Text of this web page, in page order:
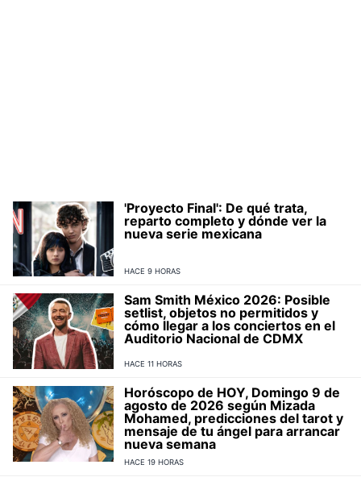
'Proyecto Final': De qué trata,
reparto completo y dónde ver la
nueva serie mexicana
HACE 9 HORAS
Sam Smith México 2026: Posible
setlist, objetos no permitidos y
cómo llegar a los conciertos en el
Auditorio Nacional de CDMX
HACE 11 HORAS
Horóscopo de HOY, Domingo 9 de
agosto de 2026 según Mizada
Mohamed, predicciones del tarot y
mensaje de tu ángel para arrancar
nueva semana
HACE 19 HORAS